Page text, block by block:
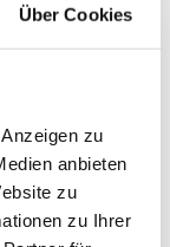
Über Cookies
zu
anbieten
zu
zu Ihrer